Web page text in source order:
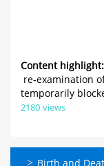
Content highlight
re-examination
temporarily
2180 views